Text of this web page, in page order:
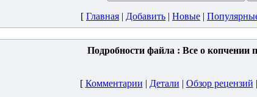
[ Главная | Добавить | Новые |
Подробности файла : Все о копчении
[ Комментарии | Детали | Обзор рецензий